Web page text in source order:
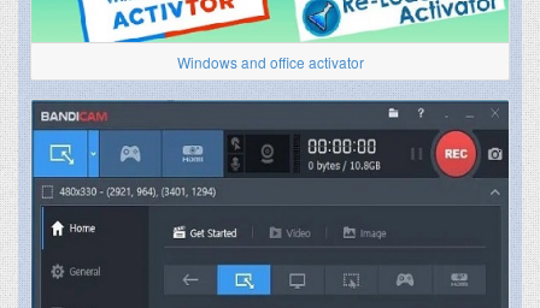
Windows and office activator